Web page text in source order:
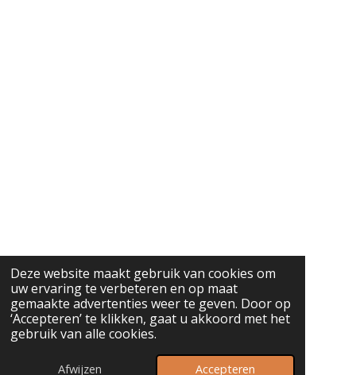
Deze website maakt gebruik van cookies om
uw ervaring te verbeteren en op maat
gemaakte advertenties weer te geven. Door op
‘Accepteren’ te klikken, gaat u akkoord met het
gebruik van alle cookies.
Afwijzen Accepteren